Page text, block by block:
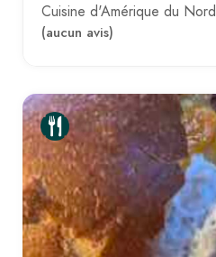
Cuisine d'Amérique du Nord
(aucun avis)